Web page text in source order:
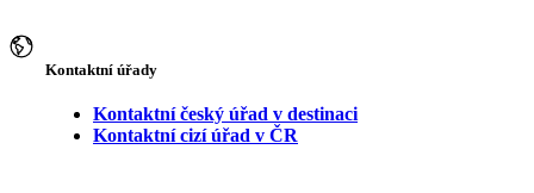
Kontaktní úřady
Kontaktní český úřad v destinaci
Kontaktní cizí úřad v ČR